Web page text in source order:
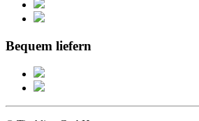
Bequem liefern